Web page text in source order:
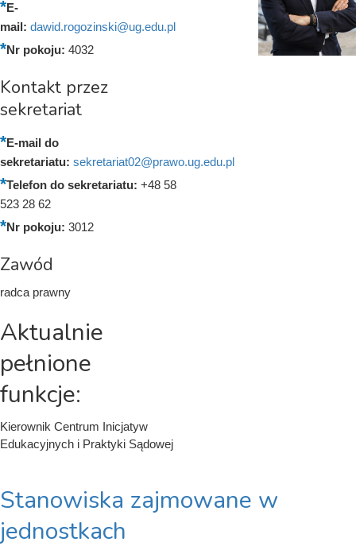
E-
mail: dawid.rogozinski@ug.edu.pl
Nr pokoju: 4032
Kontakt przez
sekretariat
E-mail do
sekretariatu: sekretariat02@prawo.ug.edu.pl
Telefon do sekretariatu: +48 58
523 28 62
Nr pokoju: 3012
Zawód
radca prawny
Aktualnie
pełnione
funkcje:
Kierownik Centrum Inicjatyw
Edukacyjnych i Praktyki Sądowej
Stanowiska zajmowane w
jednostkach